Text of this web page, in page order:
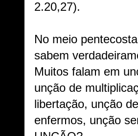
2.20,27).
No meio
sabem
Muitos falam em
unção de
libertação, unção
enfermos, unção